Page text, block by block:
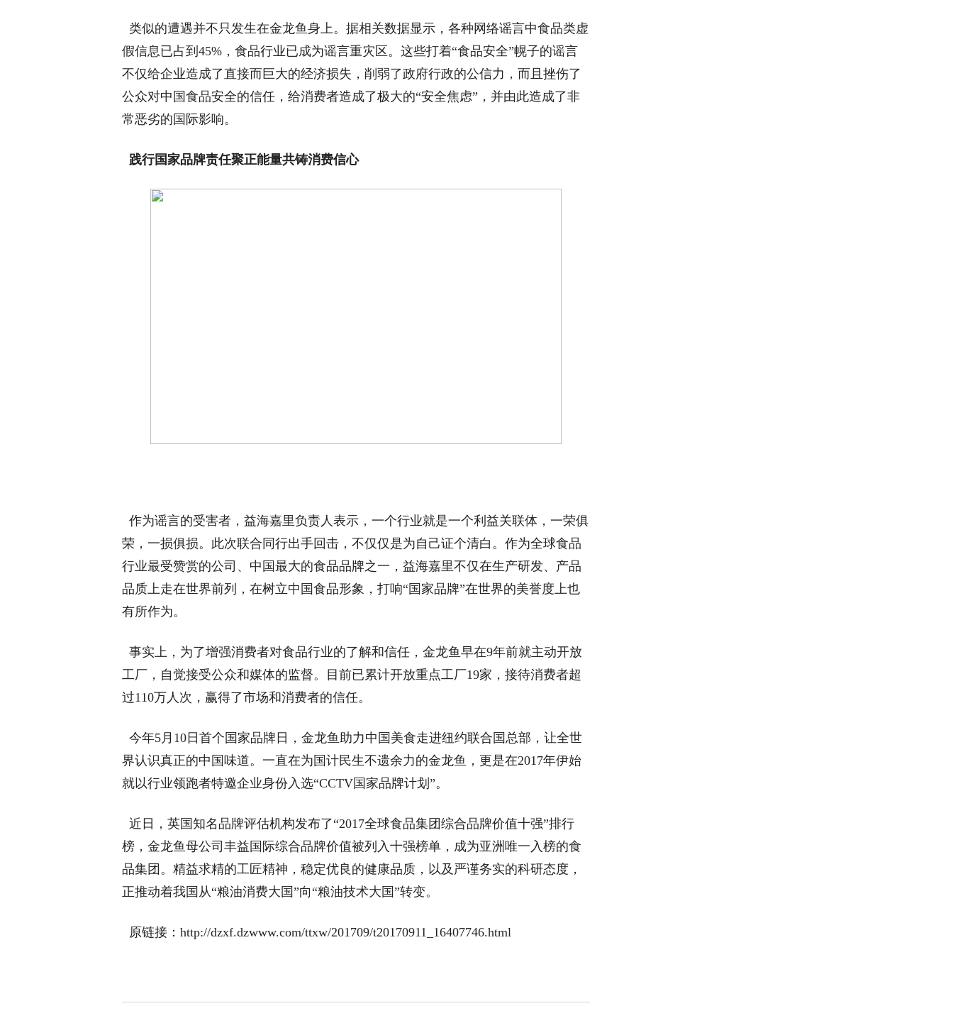
类似的遭遇并不只发生在金龙鱼身上。据相关数据显示，各种网络谣言中食品类虚
假信息已占到45%，食品行业已成为谣言重灾区。这些打着“食品安全”幌子的谣言
不仅给企业造成了直接而巨大的经济损失，削弱了政府行政的公信力，而且挫伤了
公众对中国食品安全的信任，给消费者造成了极大的“安全焦虑”，并由此造成了非
常恶劣的国际影响。
践行国家品牌责任聚正能量共铸消费信心
作为谣言的受害者，益海嘉里负责人表示，一个行业就是一个利益关联体，一荣俱
荣，一损俱损。此次联合同行出手回击，不仅仅是为自己证个清白。作为全球食品
行业最受赞赏的公司、中国最大的食品品牌之一，益海嘉里不仅在生产研发、产品
品质上走在世界前列，在树立中国食品形象，打响“国家品牌”在世界的美誉度上也
有所作为。
事实上，为了增强消费者对食品行业的了解和信任，金龙鱼早在9年前就主动开放
工厂，自觉接受公众和媒体的监督。目前已累计开放重点工厂19家，接待消费者超
过110万人次，赢得了市场和消费者的信任。
今年5月10日首个国家品牌日，金龙鱼助力中国美食走进纽约联合国总部，让全世
界认识真正的中国味道。一直在为国计民生不遗余力的金龙鱼，更是在2017年伊始
就以行业领跑者特邀企业身份入选“CCTV国家品牌计划”。
近日，英国知名品牌评估机构发布了“2017全球食品集团综合品牌价值十强”排行
榜，金龙鱼母公司丰益国际综合品牌价值被列入十强榜单，成为亚洲唯一入榜的食
品集团。精益求精的工匠精神，稳定优良的健康品质，以及严谨务实的科研态度，
正推动着我国从“粮油消费大国”向“粮油技术大国”转变。
原链接：http://dzxf.dzwww.com/ttxw/201709/t20170911_16407746.html